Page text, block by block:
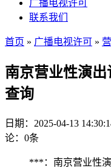
广播电视许可
联系我们
首页 » 广播电视许可 »
南京营业性演
查询
日期：2025-04-13
论：0条
***：南京营业性